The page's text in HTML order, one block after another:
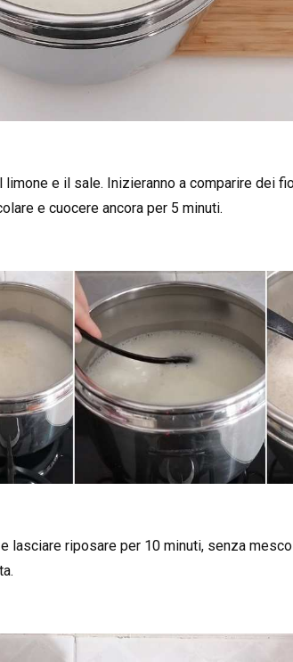
e il sale. Inizieranno a comparire dei
e cuocere ancora per 5 minuti.
lasciare riposare per 10 minuti, senza